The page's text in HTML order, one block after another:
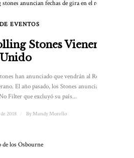
EVENTOS
Stones Vienen Al
han anunciado que vendrán al Reino
El año pasado, los Stones anunciaron su
Filter que excluyó su país...
2018 By Mandy Morello